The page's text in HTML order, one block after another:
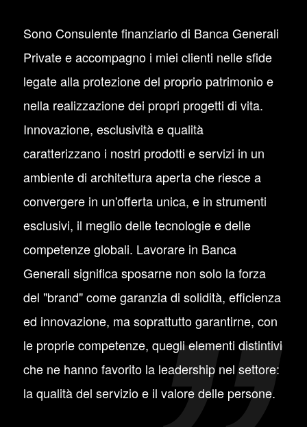
Sono Consulente finanziario di Banca Generali
Private e accompagno i miei clienti nelle sfide
legate alla protezione del proprio patrimonio e
nella realizzazione dei propri progetti di vita.
Innovazione, esclusività e qualità
caratterizzano i nostri prodotti e servizi in un
ambiente di architettura aperta che riesce a
convergere in un'offerta unica, e in strumenti
esclusivi, il meglio delle tecnologie e delle
competenze globali. Lavorare in Banca
Generali significa sposarne non solo la forza
del "brand" come garanzia di solidità, efficienza
ed innovazione, ma soprattutto garantirne, con
le proprie competenze, quegli elementi distintivi
che ne hanno favorito la leadership nel settore:
la qualità del servizio e il valore delle persone.